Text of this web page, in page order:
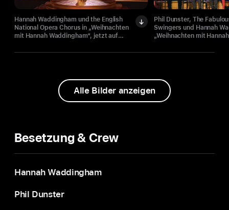
Hannah Waddingham und the English
National Opera Chorus in „Weihnachten
mit Hannah Waddingham“, jetzt auf
Phil Dunster, The
Swingers und Hannah
„Weihnachten mit Hannah
Alle Bilder anzeigen
Besetzung & Crew
Hannah Waddingham
Phil Dunster